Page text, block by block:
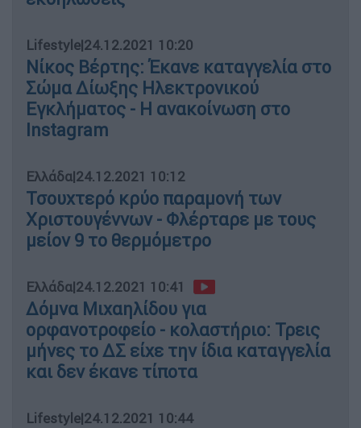
Lifestyle|24.12.2021 10:20
Νίκος Βέρτης: Έκανε καταγγελία στο
Σώμα Δίωξης Ηλεκτρονικού
Εγκλήματος - Η ανακοίνωση στο
Instagram
Ελλάδα|24.12.2021 10:12
Τσουχτερό κρύο παραμονή των
Χριστουγέννων - Φλέρταρε με τους
μείον 9 το θερμόμετρο
Ελλάδα|24.12.2021 10:41
Δόμνα Μιχαηλίδου για
ορφανοτροφείο - κολαστήριο: Τρεις
μήνες το ΔΣ είχε την ίδια καταγγελία
και δεν έκανε τίποτα
Lifestyle|24.12.2021 10:44